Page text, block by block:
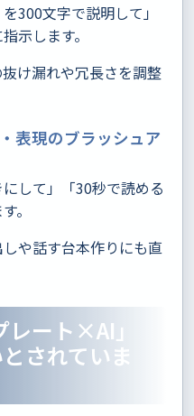
300文字で説明して」
示します。
け漏れや冗長さを調整
表現のブラッシュア
して」「30秒で読める
。
や話す台本作りにも直
ート×AI」
されていま